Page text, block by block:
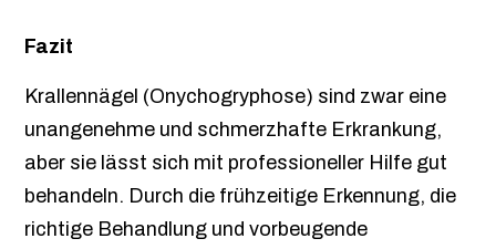
Fazit
Krallennägel (Onychogryphose) sind zwar eine
unangenehme und schmerzhafte Erkrankung,
aber sie lässt sich mit professioneller Hilfe gut
behandeln. Durch die frühzeitige Erkennung, die
richtige Behandlung und vorbeugende